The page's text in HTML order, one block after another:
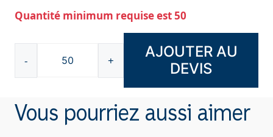
Quantité minimum requise est 50
-
quantité
de
tissu
+
AJOUTER AU
DEVIS
Vous pourriez aussi aimer